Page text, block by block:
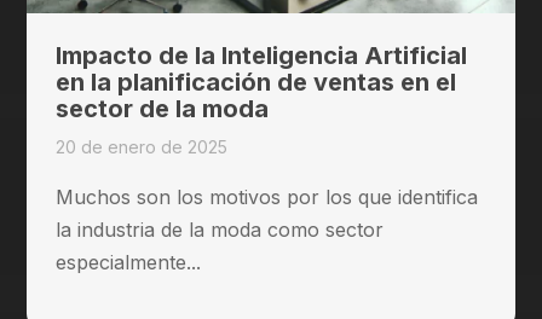
Impacto de la Inteligencia Artificial
en la planificación de ventas en el
sector de la moda
20 de enero de 2025
Muchos son los motivos por los que identifica
la industria de la moda como sector
especialmente...